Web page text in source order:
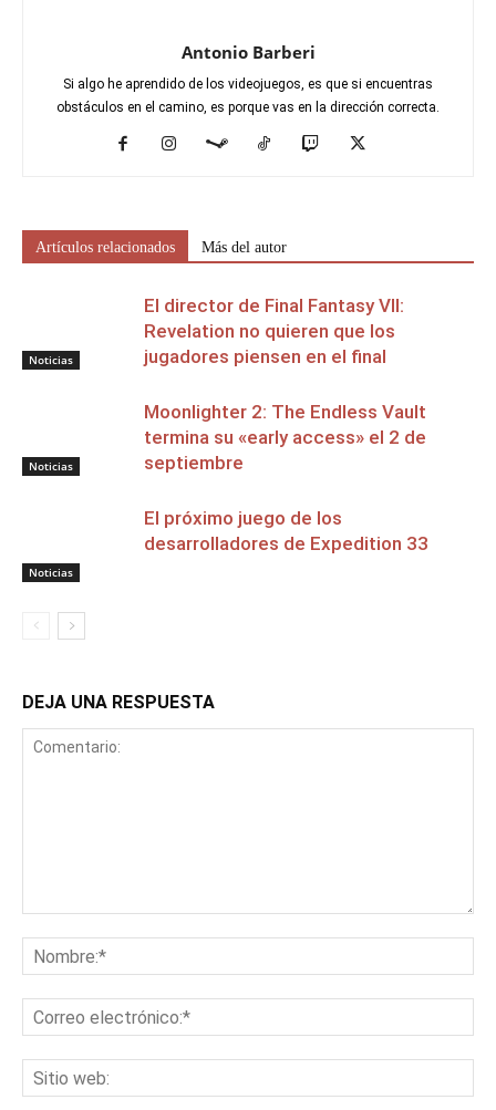
Antonio Barberi
Si algo he aprendido de los videojuegos, es que si encuentras
obstáculos en el camino, es porque vas en la dirección correcta.
Artículos relacionados Más del autor
Noticias
El director de Final Fantasy VII:
Revelation no quieren que los
jugadores piensen en el final
Noticias
Moonlighter 2: The Endless Vault
termina su «early access» el 2 de
septiembre
Noticias
El próximo juego de los
desarrolladores de Expedition 33
DEJA UNA RESPUESTA